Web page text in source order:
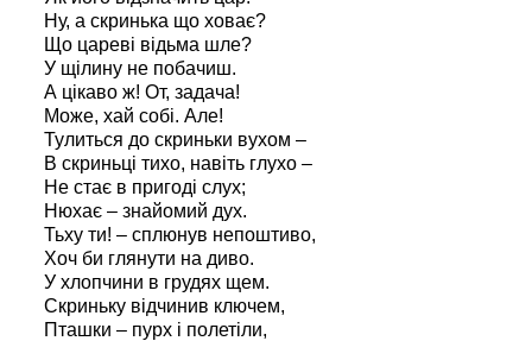
Ну, а скринька що ховає?
Що цареві відьма шле?
У щілину не побачиш.
А цікаво ж! От, задача!
Може, хай собі. Але!
Тулиться до скриньки вухом –
В скриньці тихо, навіть глухо –
Не стає в пригоді слух;
Нюхає – знайомий дух.
Тьху ти! – сплюнув непоштиво,
Хоч би глянути на диво.
У хлопчини в грудях щем.
Скриньку відчинив ключем,
Пташки – пурх і полетіли,